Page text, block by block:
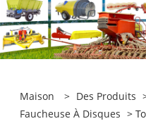
Maison > Des Produits
Faucheuse À Disques >